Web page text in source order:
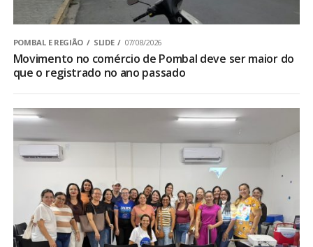
POMBAL E REGIÃO SLIDE 07/08/2026
Movimento no comércio de Pombal deve ser maior do
que o registrado no ano passado